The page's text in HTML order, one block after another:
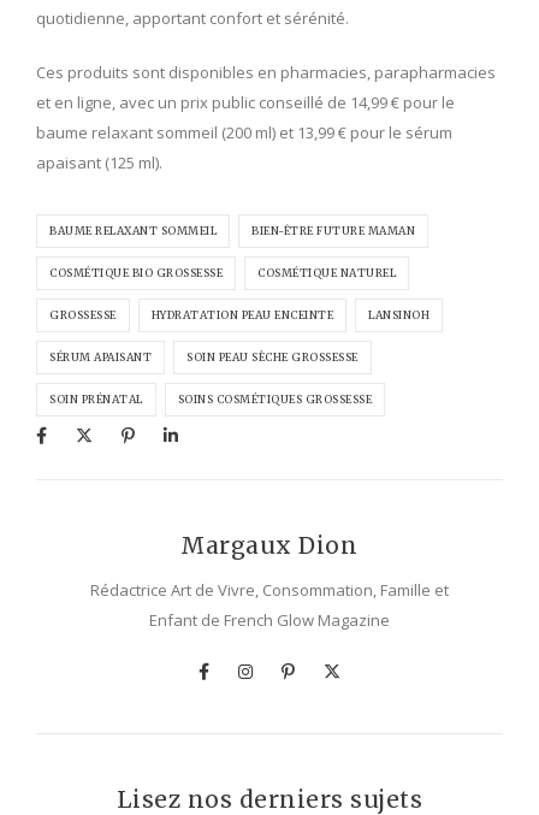
quotidienne, apportant confort et sérénité.
Ces produits sont disponibles en pharmacies, parapharmacies
et en ligne, avec un prix public conseillé de 14,99 € pour le
baume relaxant sommeil (200 ml) et 13,99 € pour le sérum
apaisant (125 ml).
BAUME RELAXANT SOMMEIL BIEN-ÊTRE FUTURE MAMAN
COSMÉTIQUE BIO GROSSESSE COSMÉTIQUE NATUREL
GROSSESSE HYDRATATION PEAU ENCEINTE LANSINOH
SÉRUM APAISANT SOIN PEAU SÈCHE GROSSESSE
SOIN PRÉNATAL SOINS COSMÉTIQUES GROSSESSE
Margaux Dion
Rédactrice Art de Vivre, Consommation, Famille et
Enfant de French Glow Magazine
Lisez nos derniers sujets